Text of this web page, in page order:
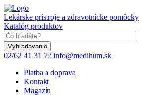
Skočiť
na
hlavný
obsah
Lekárske prístroje a zdravotnícke pomôcky
Katalóg produktov
02/62 41 31 72 info@medihum.sk
Platba a doprava
Kontakt
Magazín